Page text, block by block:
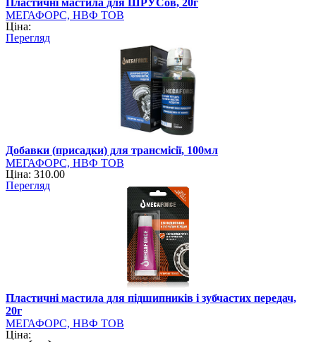
Пластичні мастила для ШРУСов, 20г
МЕГАФОРС, НВФ ТОВ
Ціна:
Перегляд
Добавки (присадки) для трансмісії, 100мл
МЕГАФОРС, НВФ ТОВ
Ціна: 310.00
Перегляд
Пластичні мастила для підшипників і зубчастих передач,
20г
МЕГАФОРС, НВФ ТОВ
Ціна: